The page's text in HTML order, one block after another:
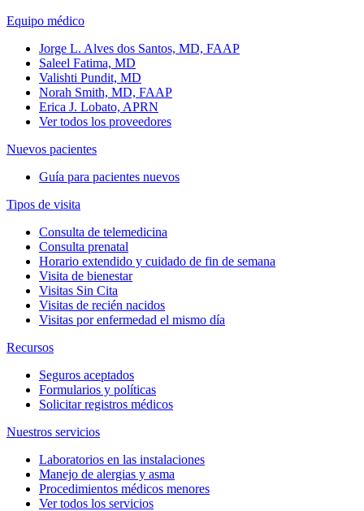
Equipo médico
Jorge L. Alves dos Santos, MD, FAAP
Saleel Fatima, MD
Valishti Pundit, MD
Norah Smith, MD, FAAP
Erica J. Lobato, APRN
Ver todos los proveedores
Nuevos pacientes
Guía para pacientes nuevos
Tipos de visita
Consulta de telemedicina
Consulta prenatal
Horario extendido y cuidado de fin de semana
Visita de bienestar
Visitas Sin Cita
Visitas de recién nacidos
Visitas por enfermedad el mismo día
Recursos
Seguros aceptados
Formularios y políticas
Solicitar registros médicos
Nuestros servicios
Laboratorios en las instalaciones
Manejo de alergias y asma
Procedimientos médicos menores
Ver todos los servicios